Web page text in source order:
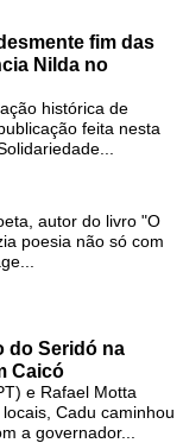
fim das
Nilda no
histórica de
feita nesta
autor do livro "O
poesia não só com
do Seridó na
Caicó
e Rafael Motta
Cadu caminhou
a governador...